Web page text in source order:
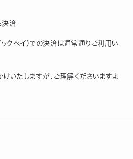
決済
クペイ）での決済は通常通りご利用い
いたしますが、ご理解くださいますよ